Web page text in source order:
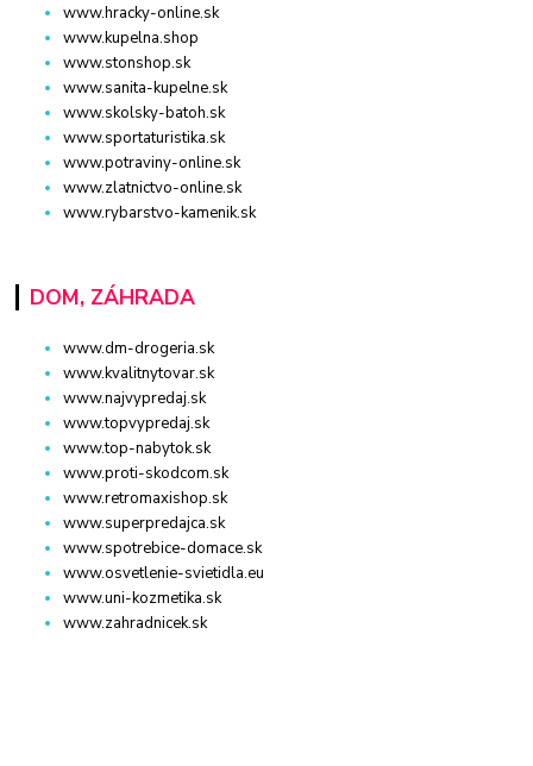
www.hracky-online.sk
www.kupelna.shop
www.stonshop.sk
www.sanita-kupelne.sk
www.skolsky-batoh.sk
www.sportaturistika.sk
www.potraviny-online.sk
www.zlatnictvo-online.sk
www.rybarstvo-kamenik.sk
DOM, ZÁHRADA
www.dm-drogeria.sk
www.kvalitnytovar.sk
www.najvypredaj.sk
www.topvypredaj.sk
www.top-nabytok.sk
www.proti-skodcom.sk
www.retromaxishop.sk
www.superpredajca.sk
www.spotrebice-domace.sk
www.osvetlenie-svietidla.eu
www.uni-kozmetika.sk
www.zahradnicek.sk